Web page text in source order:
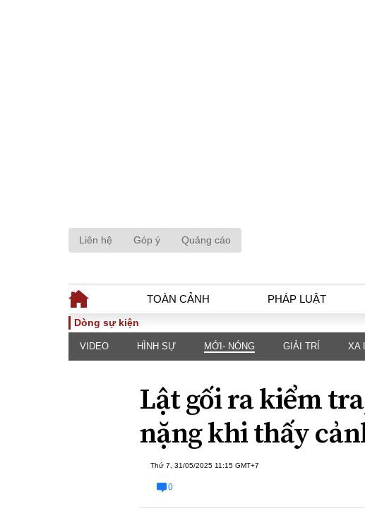
Liên hệ Góp ý Quảng cáo
TOÀN CẢNH PHÁP LUẬT
TOÀN CẢNH
Chính sách
Đối thoại
PHÁP LUẬT
luật
Góc nhìn luật gia
Hồ sơ điều tra
Tiếng nói công dân
Dòng sự kiện
VIDEO HÌNH SỰ MỚI- NÓNG GIẢI TRÍ XA
Lật gối ra kiểm
nặng khi thấy
Thứ 7, 31/05/2025 11:15 GMT+7
0